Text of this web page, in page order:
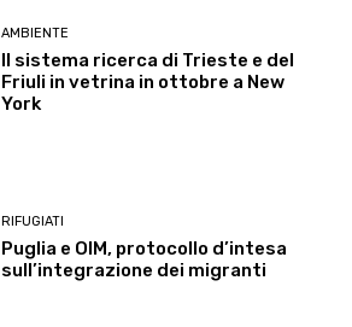
AMBIENTE
Il sistema ricerca di Trieste e del
Friuli in vetrina in ottobre a New
York
RIFUGIATI
Puglia e OIM, protocollo d’intesa
sull’integrazione dei migranti